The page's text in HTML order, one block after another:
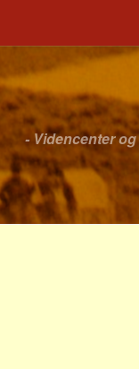
- Videncenter